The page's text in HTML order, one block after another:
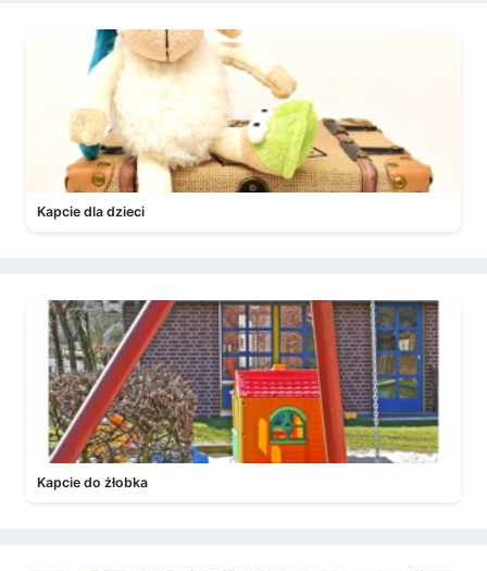
Kapcie dla dzieci
Kapcie do żłobka